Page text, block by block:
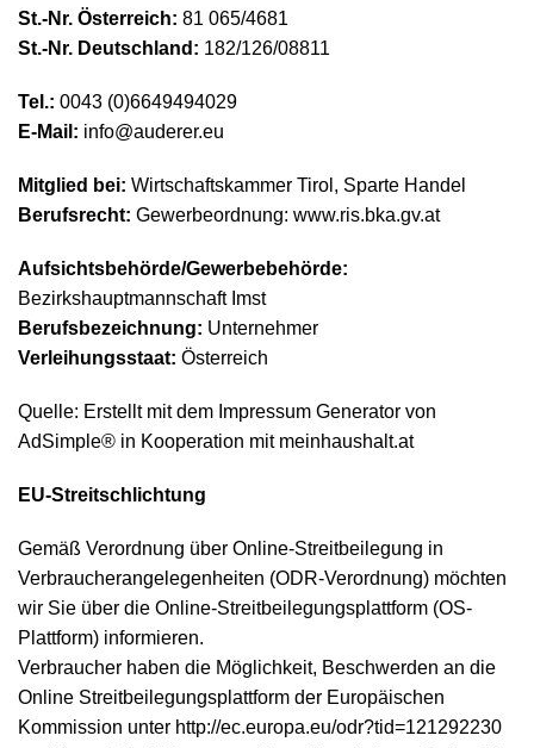
St.-Nr. Österreich: 81 065/4681
St.-Nr. Deutschland: 182/126/08811
Tel.: 0043 (0)6649494029
E-Mail: info@auderer.eu
Mitglied bei: Wirtschaftskammer Tirol, Sparte Handel
Berufsrecht: Gewerbeordnung: www.ris.bka.gv.at
Aufsichtsbehörde/Gewerbebehörde:
Bezirkshauptmannschaft Imst
Berufsbezeichnung: Unternehmer
Verleihungsstaat: Österreich
Quelle: Erstellt mit dem Impressum Generator von
AdSimple® in Kooperation mit meinhaushalt.at
EU-Streitschlichtung
Gemäß Verordnung über Online-Streitbeilegung in
Verbraucherangelegenheiten (ODR-Verordnung) möchten
wir Sie über die Online-Streitbeilegungsplattform (OS-
Plattform) informieren.
Verbraucher haben die Möglichkeit, Beschwerden an die
Online Streitbeilegungsplattform der Europäischen
Kommission unter http://ec.europa.eu/odr?tid=121292230